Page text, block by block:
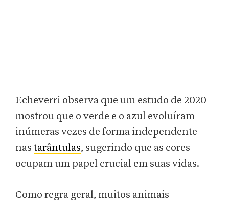
Echeverri observa que um estudo de 2020
mostrou que o verde e o azul evoluíram
inúmeras vezes de forma independente
nas tarântulas, sugerindo que as cores
ocupam um papel crucial em suas vidas.
Como regra geral, muitos animais